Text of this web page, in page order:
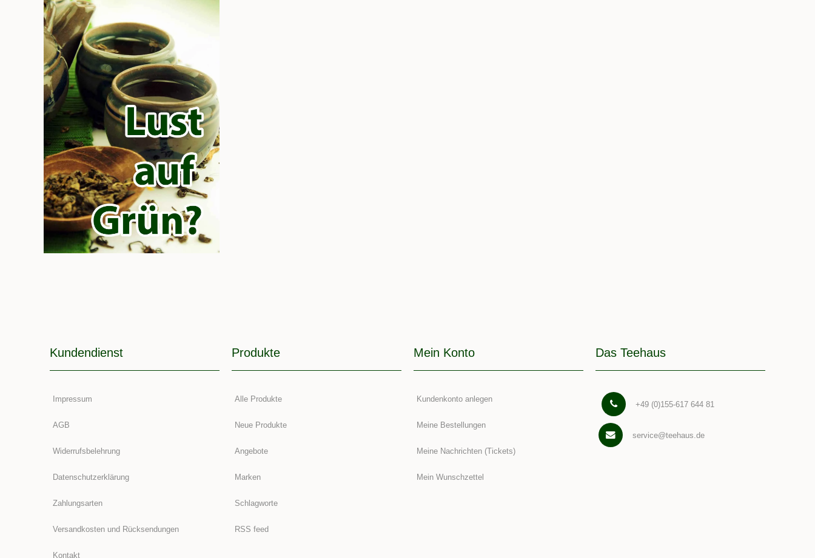
Kundendienst
Impressum
AGB
Widerrufsbelehrung
Datenschutzerklärung
Zahlungsarten
Versandkosten und Rücksendungen
Kontakt
Produkte
Alle Produkte
Neue Produkte
Angebote
Marken
Schlagworte
RSS feed
Mein Konto
Kundenkonto anlegen
Meine Bestellungen
Meine Nachrichten (Tickets)
Mein Wunschzettel
Das Teehaus
+49 (0)155-617 644 81
service@teehaus.de